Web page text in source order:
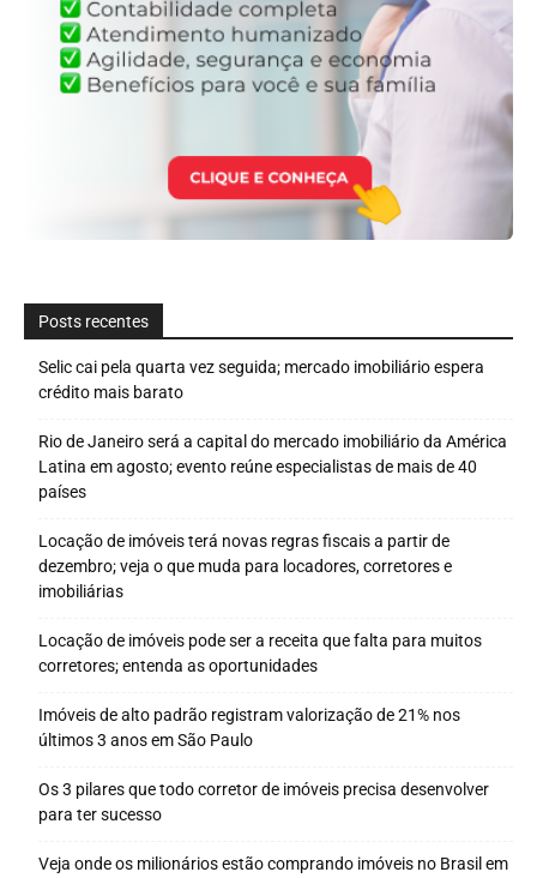
Posts recentes
Selic cai pela quarta vez seguida; mercado imobiliário espera
crédito mais barato
Rio de Janeiro será a capital do mercado imobiliário da América
Latina em agosto; evento reúne especialistas de mais de 40
países
Locação de imóveis terá novas regras fiscais a partir de
dezembro; veja o que muda para locadores, corretores e
imobiliárias
Locação de imóveis pode ser a receita que falta para muitos
corretores; entenda as oportunidades
Imóveis de alto padrão registram valorização de 21% nos
últimos 3 anos em São Paulo
Os 3 pilares que todo corretor de imóveis precisa desenvolver
para ter sucesso
Veja onde os milionários estão comprando imóveis no Brasil em